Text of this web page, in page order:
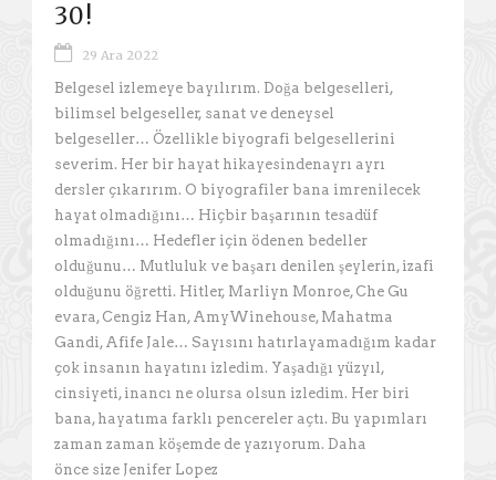
30!
29 Ara 2022
Belgesel izlemeye bayılırım. Doğa belgeselleri,
bilimsel belgeseller, sanat ve deneysel
belgeseller… Özellikle biyografi belgesellerini
severim. Her bir hayat hikayesindenayrı ayrı
dersler çıkarırım. O biyografiler bana imrenilecek
hayat olmadığını… Hiçbir başarının tesadüf
olmadığını… Hedefler için ödenen bedeller
olduğunu… Mutluluk ve başarı denilen şeylerin, izafi
olduğunu öğretti. Hitler, Marliyn Monroe, Che Gu
evara, Cengiz Han, AmyWinehouse, Mahatma
Gandi, Afife Jale… Sayısını hatırlayamadığım kadar
çok insanın hayatını izledim. Yaşadığı yüzyıl,
cinsiyeti, inancı ne olursa olsun izledim. Her biri
bana, hayatıma farklı pencereler açtı. Bu yapımları
zaman zaman köşemde de yazıyorum. Daha
önce size Jenifer Lopez